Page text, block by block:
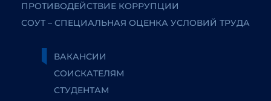
ПРОТИВОДЕЙСТВИЕ КОРРУПЦИИ
СОУТ – СПЕЦИАЛЬНАЯ ОЦЕНКА УСЛОВИЙ ТРУДА
ВАКАНСИИ
СОИСКАТЕЛЯМ
СТУДЕНТАМ